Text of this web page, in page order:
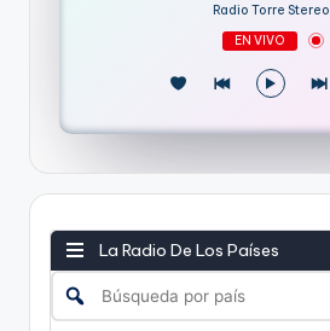
Radio Torre Stereo
EN VIVO
La Radio De Los Países